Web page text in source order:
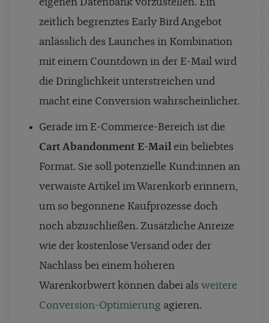
eigenen Datenbank vorzustellen. Ein
zeitlich begrenztes Early Bird Angebot
anlässlich des Launches in Kombination
mit einem Countdown in der E-Mail wird
die Dringlichkeit unterstreichen und
macht eine Conversion wahrscheinlicher.
Gerade im E-Commerce-Bereich ist die
Cart Abandonment E-Mail ein beliebtes
Format. Sie soll potenzielle Kund:innen an
verwaiste Artikel im Warenkorb erinnern,
um so begonnene Kaufprozesse doch
noch abzuschließen. Zusätzliche Anreize
wie der kostenlose Versand oder der
Nachlass bei einem höheren
Warenkorbwert können dabei als weitere
Conversion-Optimierung agieren.